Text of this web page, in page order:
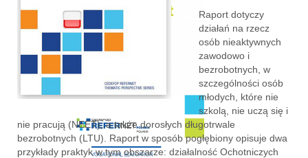
Raport dotyczy
działań na rzecz
osób nieaktywnych
zawodowo i
bezrobotnych, w
szczególności osób
młodych, które nie
szkolą, nie uczą się i
nie pracują (NEET), a także dorosłych długotrwale
bezrobotnych (LTU). Raport w sposób pogłębiony opisuje dwa
przykłady praktyk w tym obszarze: działalność Ochotniczych